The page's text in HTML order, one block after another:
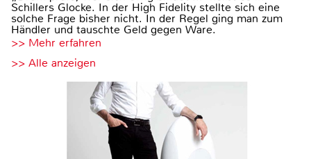
Schillers Glocke. In der High Fidelity stellte sich eine
solche Frage bisher nicht. In der Regel ging man zum
Händler und tauschte Geld gegen Ware.
>> Mehr erfahren
>> Alle anzeigen